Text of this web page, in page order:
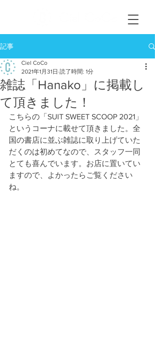
記事
雑誌「Hanako」に掲載し
て頂きました！
Ciel CoCo
2021年1月31日 読了時間: 1分
こちらの「SUIT SWEET SCOOP 2021」
というコーナに載せて頂きました。全
国の書店に並ぶ雑誌に取り上げていた
だくのは初めてなので、スタッフ一同
とても喜んでいます。お店に置いてい
ますので、よかったらご覧ください
ね。